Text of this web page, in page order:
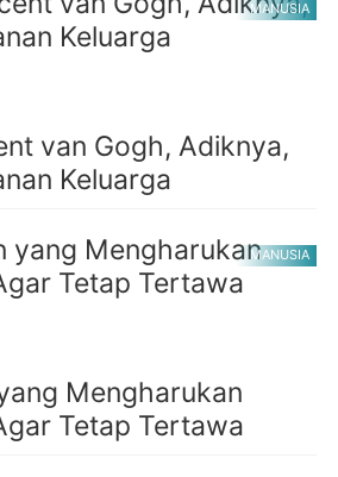
MANUSIA
van Gogh, Adiknya,
Keluarga
MANUSIA
Mengharukan
Tetap Tertawa